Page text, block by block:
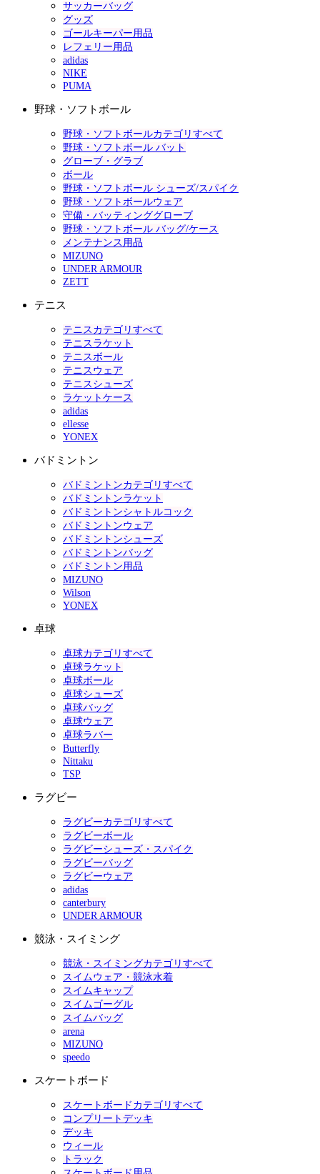
サッカーバッグ
グッズ
ゴールキーパー用品
レフェリー用品
adidas
NIKE
PUMA
野球・ソフトボール
野球・ソフトボールカテゴリすべて
野球・ソフトボール バット
グローブ・グラブ
ボール
野球・ソフトボール シューズ/スパイク
野球・ソフトボールウェア
守備・バッティンググローブ
野球・ソフトボール バッグ/ケース
メンテナンス用品
MIZUNO
UNDER ARMOUR
ZETT
テニス
テニスカテゴリすべて
テニスラケット
テニスボール
テニスウェア
テニスシューズ
ラケットケース
adidas
ellesse
YONEX
バドミントン
バドミントンカテゴリすべて
バドミントンラケット
バドミントンシャトルコック
バドミントンウェア
バドミントンシューズ
バドミントンバッグ
バドミントン用品
MIZUNO
Wilson
YONEX
卓球
卓球カテゴリすべて
卓球ラケット
卓球ボール
卓球シューズ
卓球バッグ
卓球ウェア
卓球ラバー
Butterfly
Nittaku
TSP
ラグビー
ラグビーカテゴリすべて
ラグビーボール
ラグビーシューズ・スパイク
ラグビーバッグ
ラグビーウェア
adidas
canterbury
UNDER ARMOUR
競泳・スイミング
競泳・スイミングカテゴリすべて
スイムウェア・競泳水着
スイムキャップ
スイムゴーグル
スイムバッグ
arena
MIZUNO
speedo
スケートボード
スケートボードカテゴリすべて
コンプリートデッキ
デッキ
ウィール
トラック